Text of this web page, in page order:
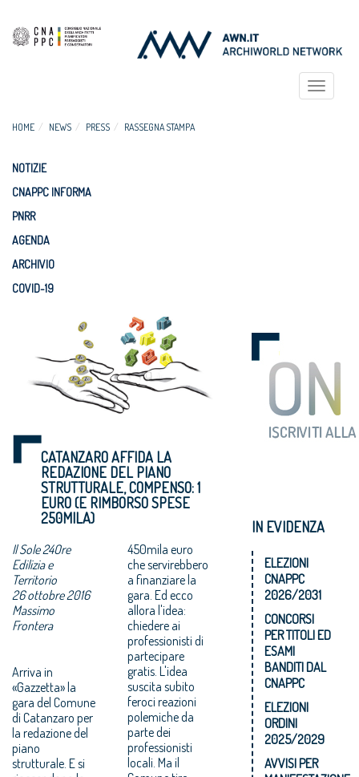
Toggle
HOME NEWS PRESS RASSEGNA STAMPA
NOTIZIE
CNAPPC INFORMA
PNRR
AGENDA
ARCHIVIO
COVID-19
CATANZARO AFFIDA LA
REDAZIONE DEL PIANO
STRUTTURALE, COMPENSO: 1
EURO (E RIMBORSO SPESE
250MILA)
Il Sole 24Ore
Edilizia e
Territorio
26 ottobre 2016
Massimo
Frontera
Arriva in
«Gazzetta» la
gara del Comune
di Catanzaro per
la redazione del
piano
strutturale. E si
450mila euro
che servirebbero
a finanziare la
gara. Ed ecco
allora l'idea:
chiedere ai
professionisti di
partecipare
gratis. L'idea
suscita subito
feroci reazioni
polemiche da
parte dei
professionisti
locali. Ma il
IN EVIDENZA
ELEZIONI
CNAPPC
2026/2031
CONCORSI
PER TITOLI ED
ESAMI
BANDITI DAL
CNAPPC
ELEZIONI
ORDINI
2025/2029
AVVISI PER